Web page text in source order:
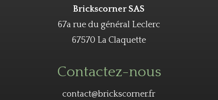
Brickscorner SAS
67a rue du général Leclerc
67570 La Claquette
Contactez-nous
contact@brickscorner.fr